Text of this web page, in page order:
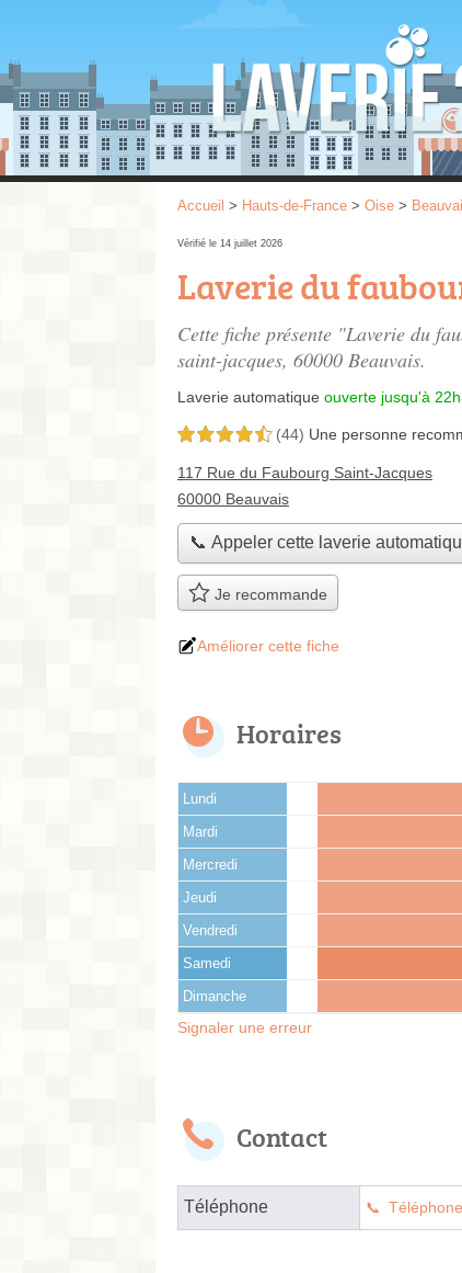
Accueil > Hauts-de-France > Oise >
Vérifié le 14 juillet 2026
Laverie du
Cette fiche présente "Laverie du
saint-jacques, 60000 Beauvais.
Laverie automatique ouverte jusqu'à
4,5 étoiles sur 5 (44) Une personne
117 Rue du Faubourg Saint-Jacques
60000 Beauvais
📞 Appeler cette laverie
Je recommande
Améliorer cette fiche
Horaires
Lundi
Mardi
Mercredi
Jeudi
Vendredi
Samedi
Dimanche
Signaler une erreur
Contact
Téléphone